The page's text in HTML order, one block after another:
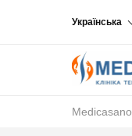
Українська
Medicasano